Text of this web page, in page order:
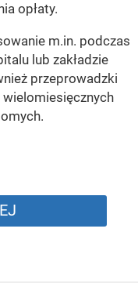
opłaty.
m.in. podczas
lub zakładzie
przeprowadzki